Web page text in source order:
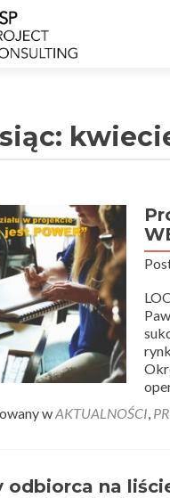
wAKTUALNOŚCI,
odbiorca na